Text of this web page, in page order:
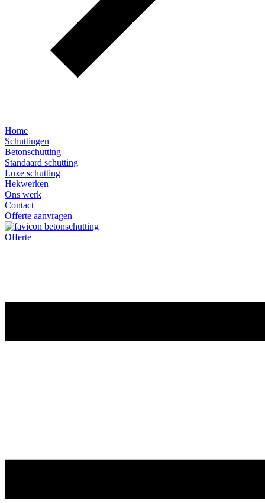
Home
Schuttingen
Betonschutting
Standaard schutting
Luxe schutting
Hekwerken
Ons werk
Contact
Offerte aanvragen
Offerte